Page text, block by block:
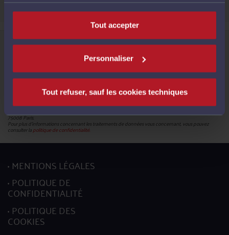
Tout accepter
Personnaliser
Tout refuser, sauf les cookies techniques
Informations relatives à la protection de vos données
met en œuvre un traitement de données caractère personnel en vue de la création de votre compte
pour pouvoir accéder aux services proposés par la plateforme et bénéficier de ces derniers.
mettre à jour votre profil.
Conformément à la réglementation en vigueur, vous disposez du droit de demander l'accès, la
rectification, l’effacement et la portabilité de vos données ainsi que la limitation du traitement. Vous
pouvez en outre retirer votre consentement pour les traitements basés sur ce fondement juridique.
L’exercice de ces droits s’effectuent, auprès du délégué à la protection des données, par l’envoi soit
d’un courriel à l’adresse mail :donneespersonnelles@cnb.avocat.fr, soit d’un courrier par voie postale à
75008 Paris.
Pour plus d’informations concernant les traitements de données vous concernant, vous pouvez
consulter lapolitique de confidentialité.
MENTIONS LÉGALES
POLITIQUE DE
CONFIDENTIALITÉ
POLITIQUE DES
COOKIES